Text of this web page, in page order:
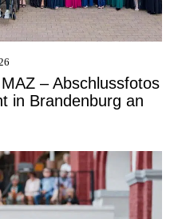
– Abschlussfotos
in Brandenburg an